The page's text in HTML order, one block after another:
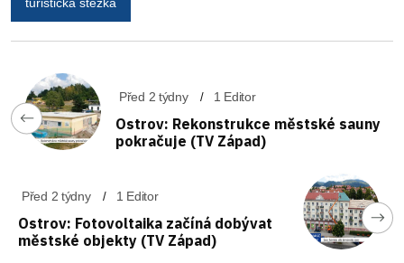
Před 2 týdny 1 Editor
Ostrov: Rekonstrukce městské sauny
pokračuje (TV Západ)
Před 2 týdny 1 Editor
Ostrov: Fotovoltaika začíná dobývat
městské objekty (TV Západ)